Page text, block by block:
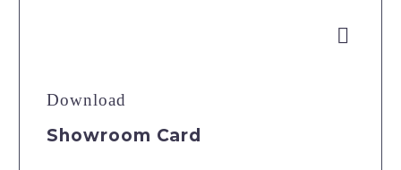


Download
Showroom Card